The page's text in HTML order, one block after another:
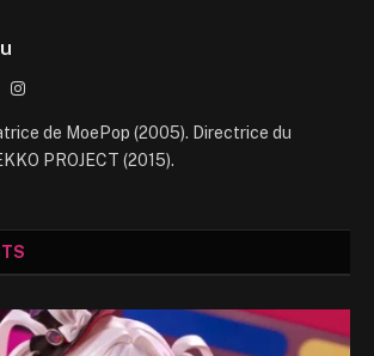
Instagram
de MoePop (2005). Directrice du
PROJECT (2015).